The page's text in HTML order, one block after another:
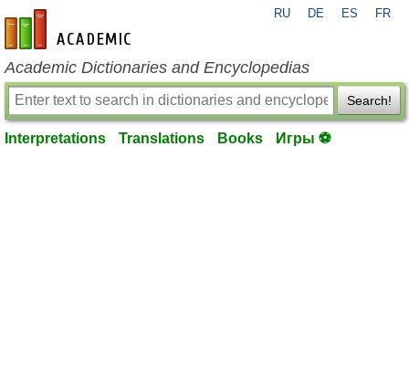
en-academic.com
RU DE ES FR
Academic Dictionaries and Encyclopedias
Search!
Interpretations Translations Books Игры ⚽